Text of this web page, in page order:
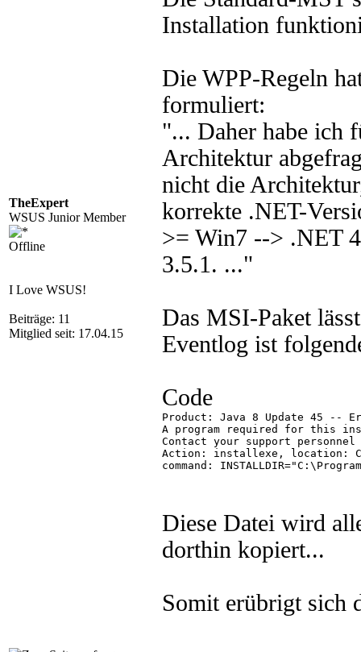
TheExpert
WSUS Junior Member
Offline
I Love WSUS!
Beiträge: 11
Mitglied seit: 17.04.15
Installation
Die WPP-Regeln
formuliert:
"... Daher habe ich
Architektur
nicht die
korrekte .NET-
>= Win7 --> .NET
3.5.1. ..."
Das MSI-Paket
Eventlog ist
Code
Product: Java 8 Update 45 --
A program required for this
Contact your support personnel
Action: installexe, location:
command:
Diese Datei wird
dorthin kopiert...
Somit erübrigt sich